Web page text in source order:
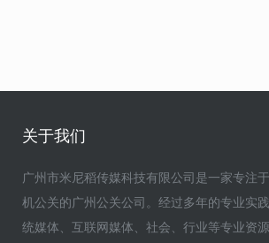
关于我们
广州市米尼稻传媒科技有限公司是一家专注
机公关的广州公关公司。经过多年的专业实
统媒体、互联网媒体、社会、行业等专业资源